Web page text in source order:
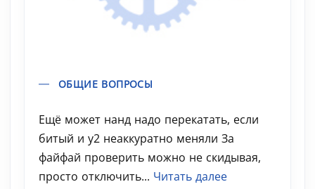
ОБЩИЕ ВОПРОСЫ
Ещё может нанд надо перекатать, если
битый и у2 неаккуратно меняли За
файфай проверить можно не скидывая,
просто отключить... Читать далее